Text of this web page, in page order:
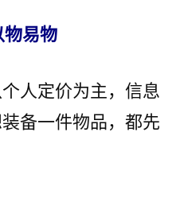
物易物
人定价为主，信息
备一件物品，都先